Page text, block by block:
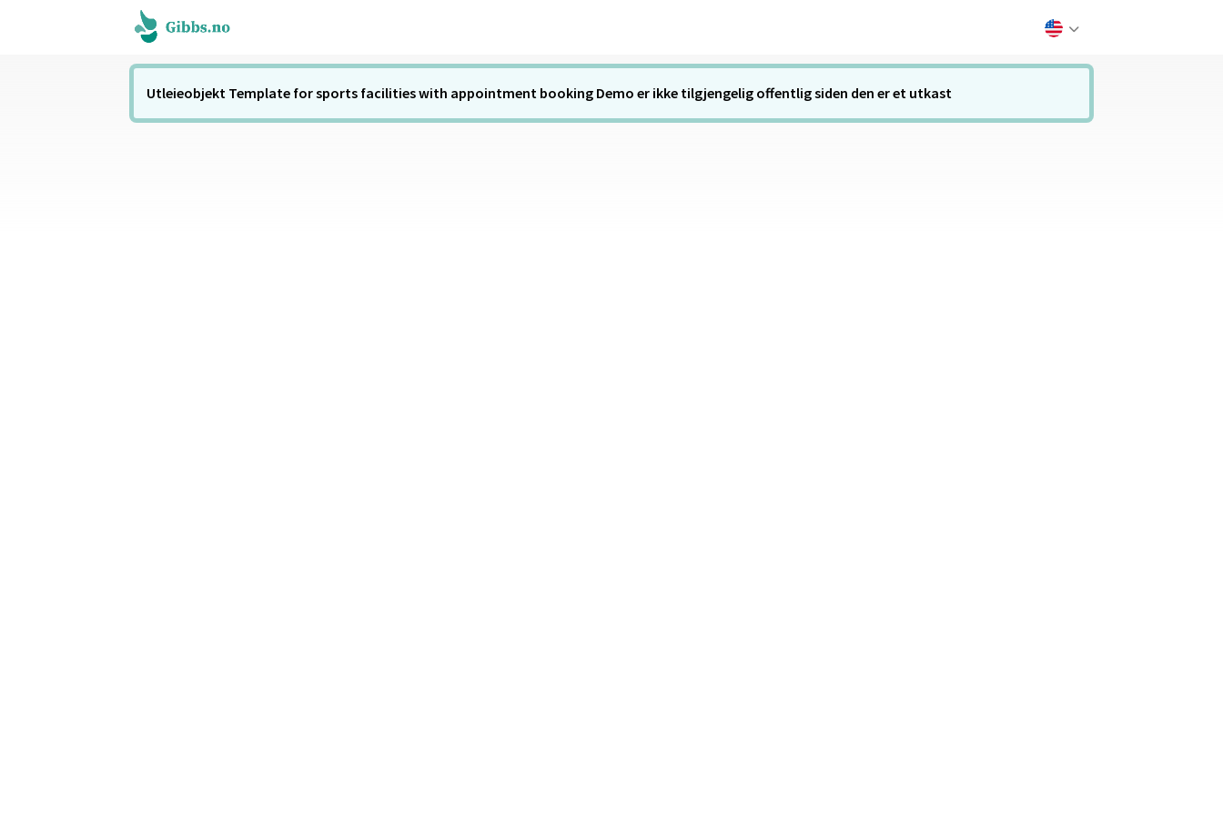
Utleieobjekt Template for sports facilities with appointment booking Demo er ikke tilgjengelig offentlig siden den er et utkast